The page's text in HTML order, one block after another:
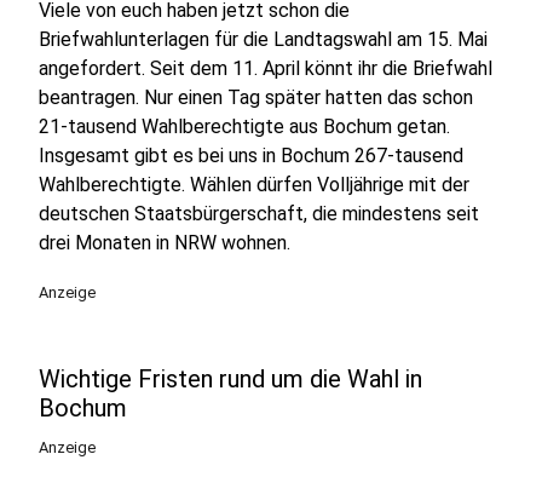
Viele von euch haben jetzt schon die
Briefwahlunterlagen für die Landtagswahl am 15. Mai
angefordert. Seit dem 11. April könnt ihr die Briefwahl
beantragen. Nur einen Tag später hatten das schon
21-tausend Wahlberechtigte aus Bochum getan.
Insgesamt gibt es bei uns in Bochum 267-tausend
Wahlberechtigte. Wählen dürfen Volljährige mit der
deutschen Staatsbürgerschaft, die mindestens seit
drei Monaten in NRW wohnen.
Anzeige
Wichtige Fristen rund um die Wahl in
Bochum
Anzeige